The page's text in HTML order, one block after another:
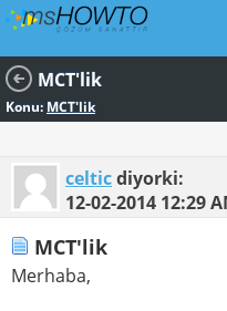
MCT'lik
Konu: MCT'lik
celticdiyorki:
12-02-2014 12:29
MCT'lik
Merhaba,